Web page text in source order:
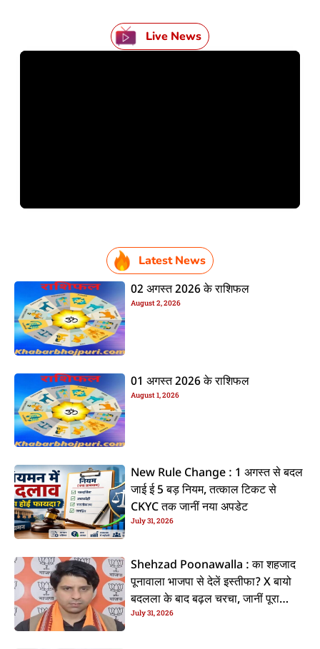
Live News
Latest News
02 अगस्त 2026 के राशिफल
August 2, 2026
01 अगस्त 2026 के राशिफल
August 1, 2026
New Rule Change : 1 अगस्त से बदल
जाई ई 5 बड़ नियम, तत्काल टिकट से
CKYC तक जानीं नया अपडेट
July 31, 2026
Shehzad Poonawalla : का शहजाद
पूनावाला भाजपा से देलें इस्तीफा? X बायो
बदलला के बाद बढ़ल चरचा, जानीं पूरा
ममिला
July 31, 2026